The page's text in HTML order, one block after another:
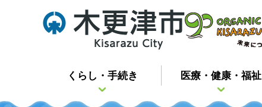
くらし・手続き 医療・健康・福祉